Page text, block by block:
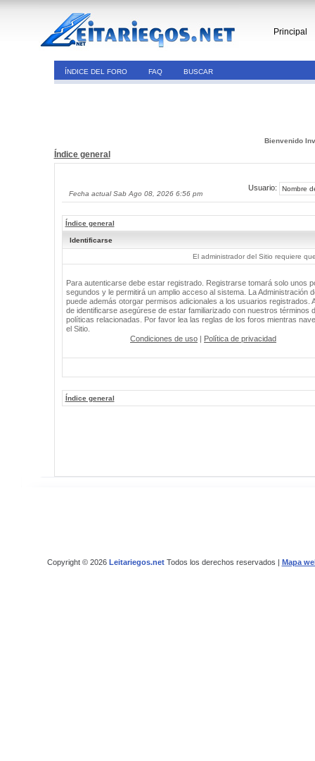
Principal
ÍNDICE DEL FORO FAQ BUSCAR
Bienvenido
Índice general
Fecha actual Sab Ago 08, 2026 6:56 pm
Usuario:
Índice general
Identificarse
El administrador del Sitio requiere
Para autenticarse debe estar registrado. Registrarse tomará solo unos
segundos y le permitirá un amplio acceso al sistema. La Administración
puede además otorgar permisos adicionales a los usuarios registrados.
de identificarse asegúrese de estar familiarizado con nuestros términos
políticas relacionadas. Por favor lea las reglas de los foros mientras
el Sitio.
Condiciones de uso | Política de privacidad
Índice general
Copyright © 2026 Leitariegos.netTodos los derechos reservados | Mapa